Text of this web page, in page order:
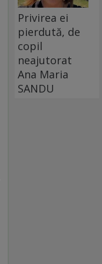
Privirea ei
pierdută, de
copil
neajutorat
Ana Maria
SANDU